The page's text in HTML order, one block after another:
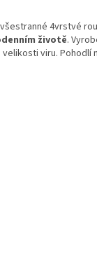
4vrstvé
životě.
viru. Pohodlí